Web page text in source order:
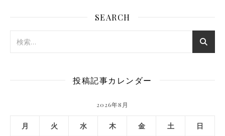
SEARCH
投稿記事カレンダー
2026年8月
月 火 水 木 金 土 日